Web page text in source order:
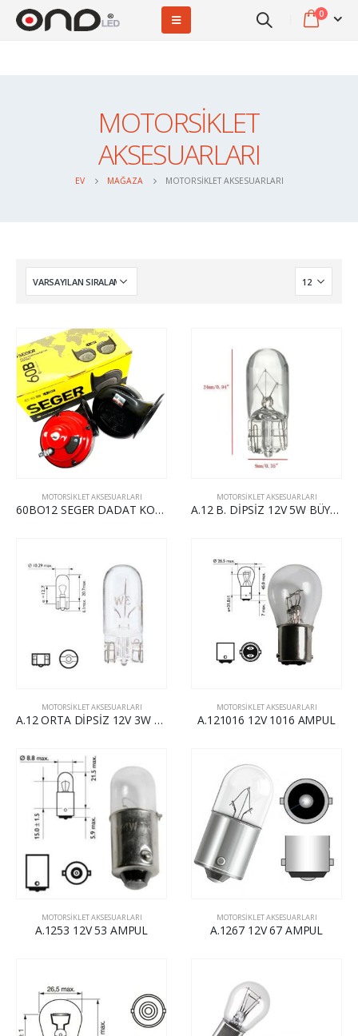
0
MOTORSİKLET
AKSESUARLARI
EV MAĞAZA MOTORSİKLET AKSESUARLARI
MOTORSİKLET AKSESUARLARI
60BO12 SEGER DADAT KORNA 12V
MOTORSİKLET AKSESUARLARI
A.12 B. DİPSİZ 12V 5W BÜYÜK DİPSİZ AMPUL
MOTORSİKLET AKSESUARLARI
A.12 ORTA DİPSİZ 12V 3W ORTA DİPSİZ AMPUL
MOTORSİKLET AKSESUARLARI
A.121016 12V 1016 AMPUL
MOTORSİKLET AKSESUARLARI
A.1253 12V 53 AMPUL
MOTORSİKLET AKSESUARLARI
A.1267 12V 67 AMPUL